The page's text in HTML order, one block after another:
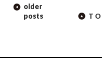
older
posts